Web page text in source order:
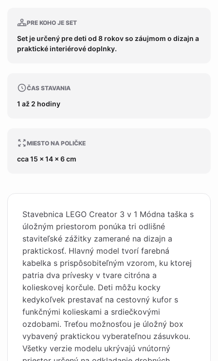
PRE KOHO JE SET
Set je určený pre deti od 8 rokov so záujmom o dizajn a
praktické interiérové doplnky.
ČAS STAVANIA
1 až 2 hodiny
MIESTO NA POLIČKE
cca 15 x 14 x 6 cm
Stavebnica LEGO Creator 3 v 1 Módna taška s
úložným priestorom ponúka tri odlišné
staviteľské zážitky zamerané na dizajn a
praktickosť. Hlavný model tvorí farebná
kabelka s prispôsobiteľným vzorom, ku ktorej
patria dva prívesky v tvare citróna a
kolieskovej korčule. Deti môžu kocky
kedykoľvek prestavať na cestovný kufor s
funkčnými kolieskami a srdiečkovými
ozdobami. Treťou možnosťou je úložný box
vybavený praktickou vyberateľnou zásuvkou.
Všetky verzie modelu ukrývajú vnútorný